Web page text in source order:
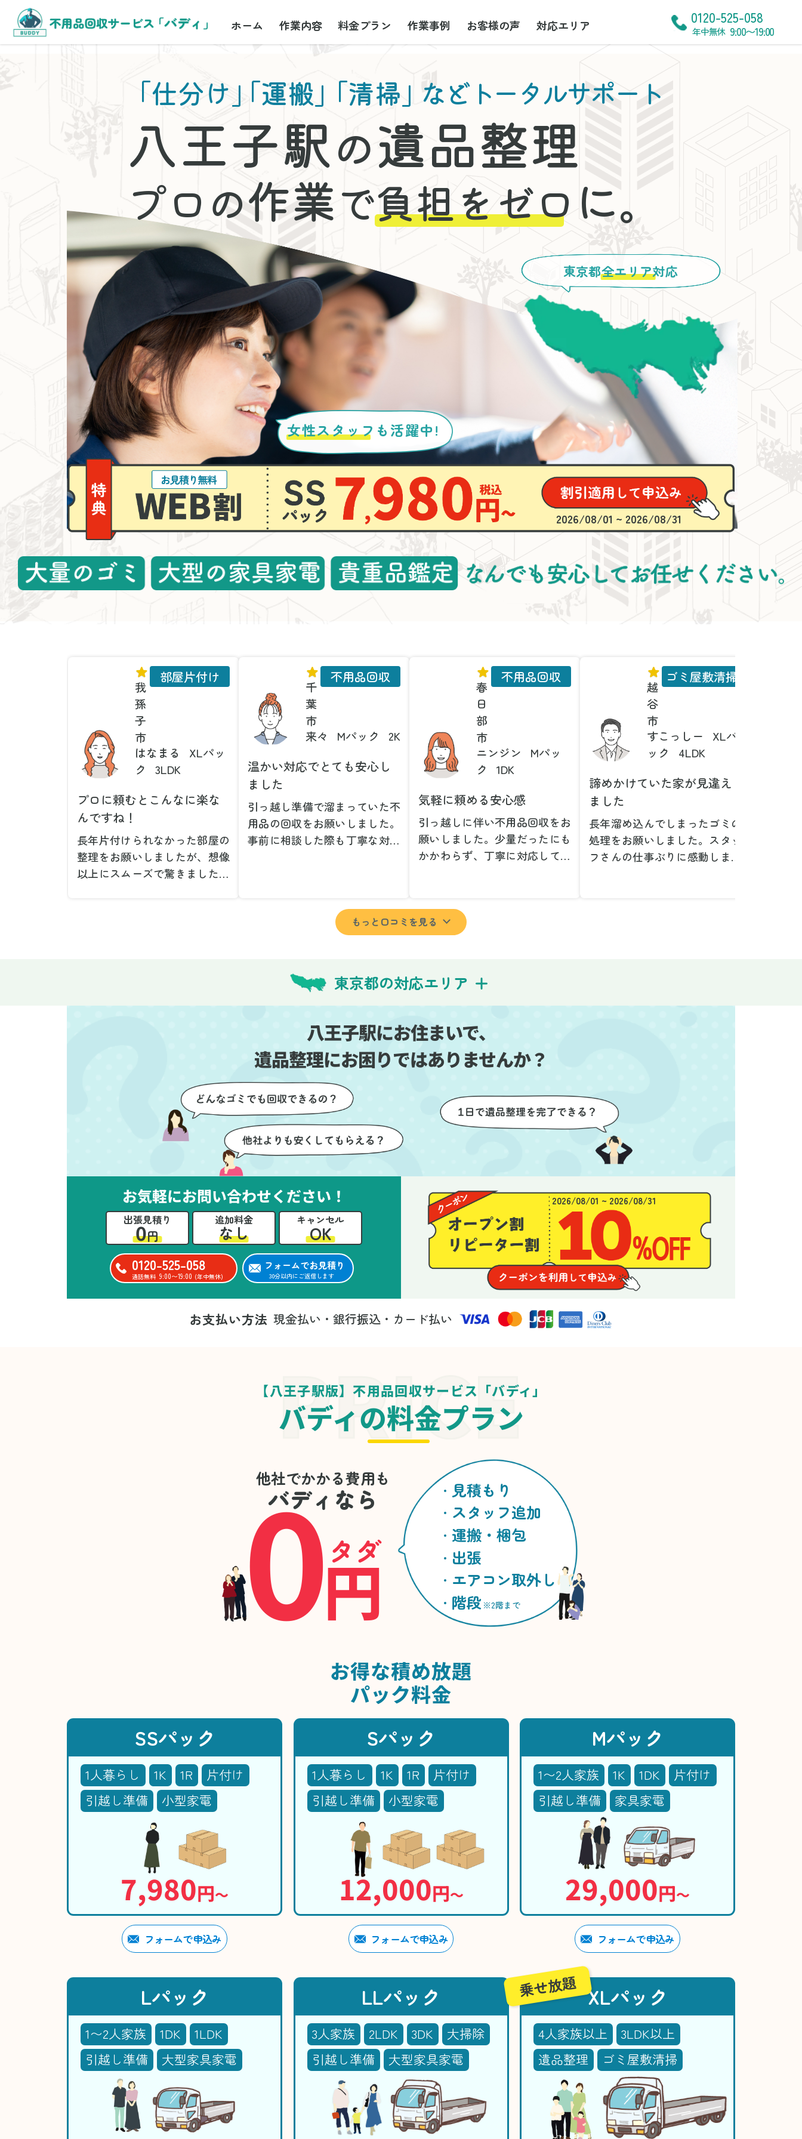
ホーム 作業内容 料金プラン 作業事例 お客様の声 対応エリア 0120-525-058
年中無休 9:00〜19:00
「仕分け」「運搬」「清掃」などトータルサポート
八王子駅の遺品整理
プロの作業で負担をゼロ に。
2026/08/01 ~ 2026/08/31
女性スタッフ も活躍中!
東京都全エリア対応
我
孫
子
市
はなまる
XLパッ
ク
3LDK
部屋片付け
プロに頼むとこんなに楽な
んですね！
長年片付けられなかった部屋の
整理をお願いしましたが、想像
以上にスムーズで驚きました。
の力を実感しました。
す。家族それぞれが必要なもの
を確認しながら進めることがで
き、安心感を持って作業をお任
せできました。さらに、作業終
了後には部屋全体を清掃してい
ただき、まるで新しい家のよう
な清潔感に感動しました。
千
葉
市
来々
Mパック 2K
不用品回収
温かい対応でとても安心し
ました
引っ越し準備で溜まっていた不
用品の回収をお願いしました。
事前に相談した際も丁寧な対応
いものが多かったのですが、手
際よく対応していただき驚きま
ださり、作業の流れや注意点を
しっかり説明していただけたの
で、こちらも安心感を持って作
業を見守ることができました。
運び出しの際も、壁や床を傷つ
けないように細心の注意を払っ
ていただき、家全体がスムーズ
に片付いていくのがとても嬉し
かったです。作業が終わった後
には、こちらからお願いしなく
ても部屋を簡単に清掃していた
だけたのも好印象でした。
さらに、分別の仕方やリサイク
ル可能なものについても教えて
いただき、今後の片付けにも役
立つ知識が増えました。また何
かあれば、ぜひお願いしたいと
思っています。心のこもったサ
ービスをありがとうございまし
春
日
部
市
ニンジン
Mパッ
ク
1DK
不用品回収
気軽に頼める安心感
引っ越しに伴い不用品回収をお
願いしました。少量だったにも
かかわらず、丁寧に対応してい
じてくださり、次回もぜひお願
いしたいと思いました。
特に、自分では持ち運べない重
業を終えることができました。
事前に見積もりを取った時の価
格がそのままだったので、追加
費用を気にする必要もなく安心
できました。引っ越し後の片付
けが想像以上に早く終わり、新
とができました。
越
谷
市
すこっしー
XLパ
ック
4LDK
ゴミ屋敷清掃
諦めかけていた家が見違え
ました
長年溜め込んでしまったゴミの
処理をお願いしました。スタッ
フさんの仕事ぶりに感動しまし
ぐに相談に乗ってくださり、一
良かったと思います。
もっと口コミを見る
東京都の対応エリア
八王子駅にお住まいで、
遺品整理にお困りではありませんか？
お気軽にお問い合わせください！
出張見積り
0円
追加料金
なし
キャンセル
OK
0120-525-058
通話無料 9:00〜19:00 (年中無休)
フォームでお見積り
30分以内にご返信します
2026/08/01 ~ 2026/08/31
お支払い方法 現金払い・銀行振込・カード払い
【八王子駅版】不用品回収サービス「バディ」
バディの料金プラン
他社でかかる費用も
バディなら
0円
タダ
見積もり
スタッフ追加
運搬・梱包
出張
エアコン取外し
階段 ※2階まで
お得な積め放題
パック料金
SSパック
1人暮らし 1K 1R
片付け
引越し準備
小型家電
7,980円〜
フォームで申込み
Sパック
1人暮らし 1K 1R
片付け
引越し準備
小型家電
12,000円〜
フォームで申込み
Mパック
1〜2人家族 1K 1DK
片付け
引越し準備
家具家電
29,000円〜
フォームで申込み
Lパック
1〜2人家族 1DK
1LDK
引越し準備
大型家具家電
LLパック
3人家族 2LDK 3DK
大掃除
引越し準備
大型家具家電
XLパック
4人家族以上
3LDK以上
遺品整理
ゴミ屋敷清掃
乗せ放題